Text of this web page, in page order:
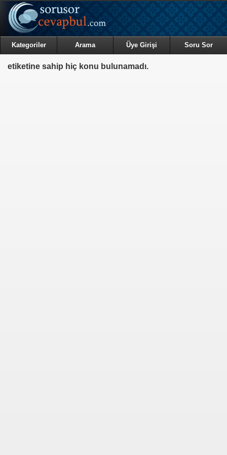
Kategoriler Arama Üye Girişi Soru Sor
etiketine sahip hiç konu bulunamadı.